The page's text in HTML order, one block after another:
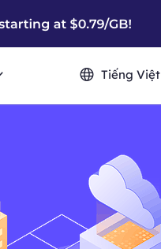
Tiếng Việt